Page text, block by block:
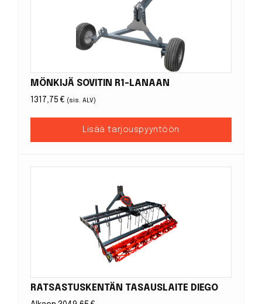
MÖNKIJÄ SOVITIN R1-LANAAN
1317,75€ (sis. ALV)
Lisää tarjouspyyntöön
RATSASTUSKENTÄN TASAUSLAITE DIEGO